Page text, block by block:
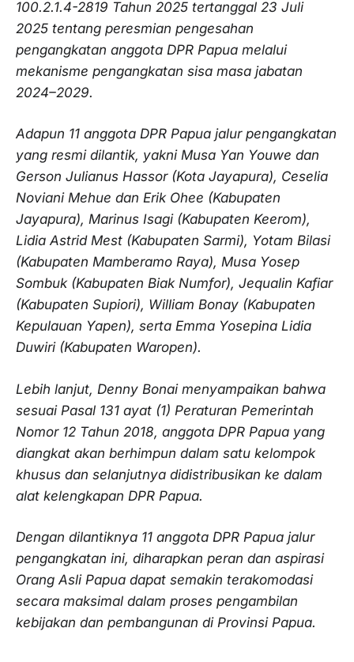
100.2.1.4-2819 Tahun 2025 tertanggal 23 Juli
2025 tentang peresmian pengesahan
pengangkatan anggota DPR Papua melalui
mekanisme pengangkatan sisa masa jabatan
2024–2029.
Adapun 11 anggota DPR Papua jalur pengangkatan
yang resmi dilantik, yakni Musa Yan Youwe dan
Gerson Julianus Hassor (Kota Jayapura), Ceselia
Noviani Mehue dan Erik Ohee (Kabupaten
Jayapura), Marinus Isagi (Kabupaten Keerom),
Lidia Astrid Mest (Kabupaten Sarmi), Yotam Bilasi
(Kabupaten Mamberamo Raya), Musa Yosep
Sombuk (Kabupaten Biak Numfor), Jequalin Kafiar
(Kabupaten Supiori), William Bonay (Kabupaten
Kepulauan Yapen), serta Emma Yosepina Lidia
Duwiri (Kabupaten Waropen).
Lebih lanjut, Denny Bonai menyampaikan bahwa
sesuai Pasal 131 ayat (1) Peraturan Pemerintah
Nomor 12 Tahun 2018, anggota DPR Papua yang
diangkat akan berhimpun dalam satu kelompok
khusus dan selanjutnya didistribusikan ke dalam
alat kelengkapan DPR Papua.
Dengan dilantiknya 11 anggota DPR Papua jalur
pengangkatan ini, diharapkan peran dan aspirasi
Orang Asli Papua dapat semakin terakomodasi
secara maksimal dalam proses pengambilan
kebijakan dan pembangunan di Provinsi Papua.